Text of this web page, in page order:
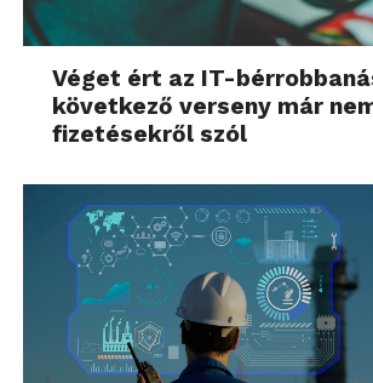
Véget ért az IT-
következő verseny már
fizetésekről szól